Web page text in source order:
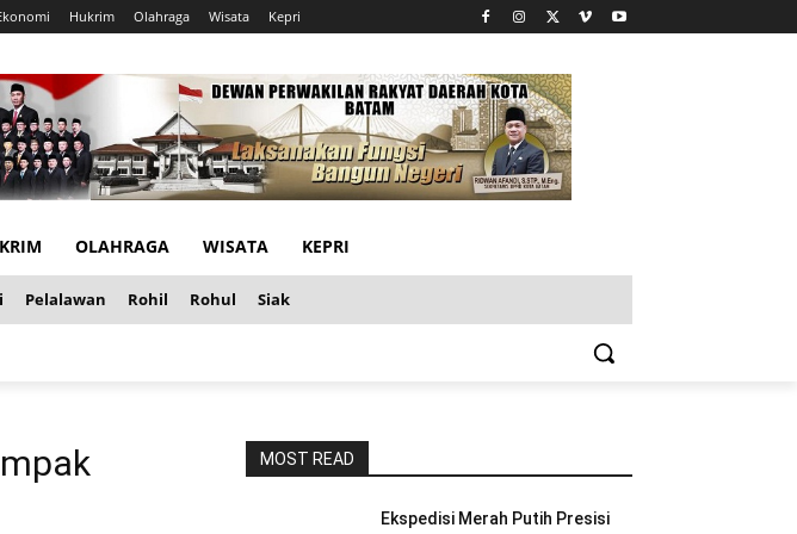
Hukrim Olahraga Wisata Kepri
OLAHRAGA WISATA KEPRI
Pelalawan Rohil Rohul Siak
MOST READ
Ekspedisi Merah Putih Presisi